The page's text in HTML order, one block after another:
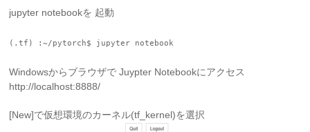
jupyter notebookを 起動
(.tf) :~/pytorch$ jupyter notebook
Windowsからブラウザで Juypter Notebookにアクセス
http://localhost:8888/
[New]で仮想環境のカーネル(tf_kernel)を選択